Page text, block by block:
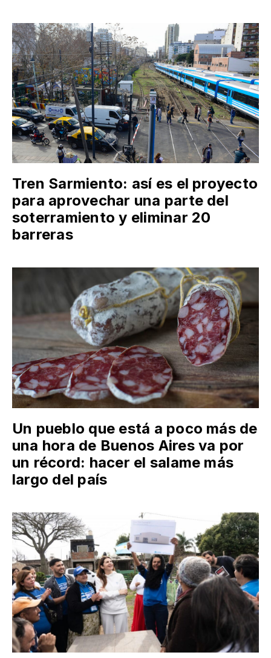
Tren Sarmiento: así es el proyecto
para aprovechar una parte del
soterramiento y eliminar 20
barreras
Un pueblo que está a poco más de
una hora de Buenos Aires va por
un récord: hacer el salame más
largo del país